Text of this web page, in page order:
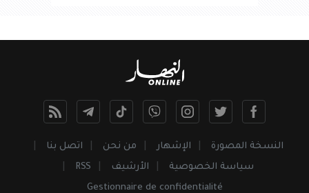
النسخة المصورة الإشهار من نحن
اتصل بنا
سياسة الخصوصية
الأرشيف
RSS
Gestionnaire de confidentialité